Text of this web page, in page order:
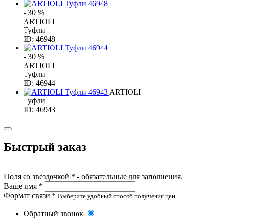
- 30 %
ARTIOLI
Туфли
ID: 46948
- 30 %
ARTIOLI
Туфли
ID: 46944
ARTIOLI
Туфли
ID: 46943
Быстрый заказ
Поля со звездочкой * - обязательные для заполнения.
Ваше имя *
Формат связи * Выберите удобный способ получения цен.
Обратный звонок